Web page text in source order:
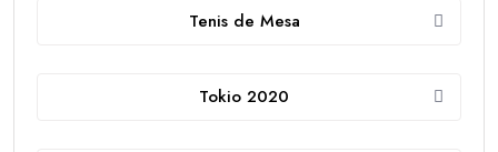
Tenis de Mesa
Tokio 2020